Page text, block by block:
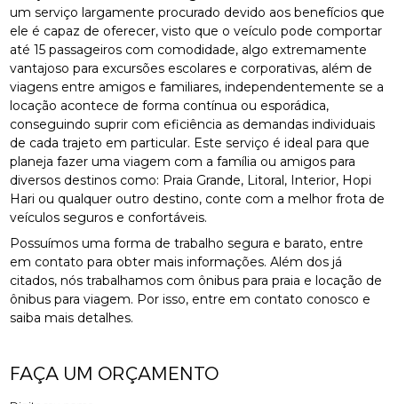
um serviço largamente procurado devido aos benefícios que
ele é capaz de oferecer, visto que o veículo pode comportar
até 15 passageiros com comodidade, algo extremamente
vantajoso para excursões escolares e corporativas, além de
viagens entre amigos e familiares, independentemente se a
locação acontece de forma contínua ou esporádica,
conseguindo suprir com eficiência as demandas individuais
de cada trajeto em particular. Este serviço é ideal para que
planeja fazer uma viagem com a família ou amigos para
diversos destinos como: Praia Grande, Litoral, Interior, Hopi
Hari ou qualquer outro destino, conte com a melhor frota de
veículos seguros e confortáveis.
Possuímos uma forma de trabalho segura e barato, entre
em contato para obter mais informações. Além dos já
citados, nós trabalhamos com ônibus para praia e locação de
ônibus para viagem. Por isso, entre em contato conosco e
saiba mais detalhes.
FAÇA UM ORÇAMENTO